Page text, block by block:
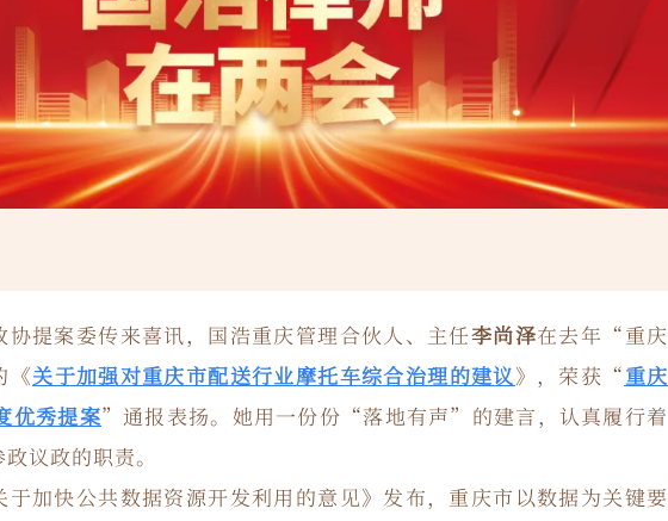
协提案委传来喜讯，国浩重庆管理合伙人、主任李尚泽在去年“重庆
《关于加强对重庆市配送行业摩托车综合治理的建议》，荣获“重庆
优秀提案”通报表扬。她用一份份“落地有声”的建言，认真履行着
议政的职责。
于加快公共数据资源开发利用的意见》发布，重庆市以数据为关键要